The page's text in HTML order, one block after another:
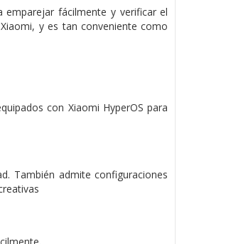
emparejar fácilmente y verificar el
y es tan convenientecomo
con Xiaomi HyperOSpara
También admiteconfiguraciones